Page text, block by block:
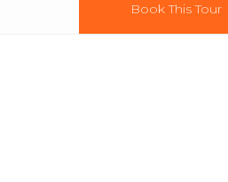
Book This Tour